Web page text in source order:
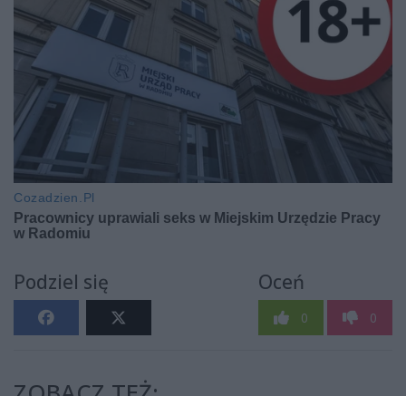
Podziel się Oceń
0 0